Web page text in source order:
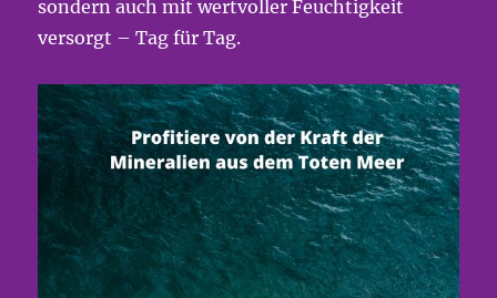
sondern auch mit wertvoller Feuchtigkeit
versorgt – Tag für Tag.